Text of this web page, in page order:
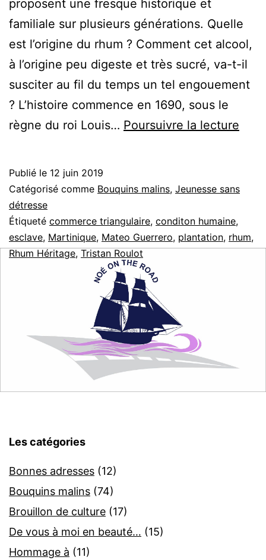
proposent une fresque historique et
familiale sur plusieurs générations. Quelle
est l’origine du rhum ? Comment cet alcool,
à l’origine peu digeste et très sucré, va-t-il
susciter au fil du temps un tel engouement
? L’histoire commence en 1690, sous le
règne du roi Louis… Poursuivre la lecture
Publié le 12 juin 2019
Catégorisé comme Bouquins malins, Jeunesse sans
détresse
Étiqueté commerce triangulaire, conditon humaine,
esclave, Martinique, Mateo Guerrero, plantation, rhum,
Rhum Héritage, Tristan Roulot
Les catégories
Bonnes adresses (12)
Bouquins malins (74)
Brouillon de culture (17)
De vous à moi en beauté… (15)
Hommage à (11)